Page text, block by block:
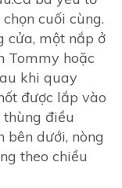
cuối cùng.
cửa, một nắp ở
Tommy hoặc
khi quay
được lắp vào
điều
bên dưới, nòng
theo chiều